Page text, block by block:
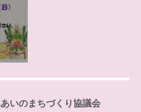
いのまちづくり協議会